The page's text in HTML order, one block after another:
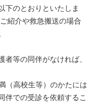
下のとおりといたしま
紹介や救急搬送の場合
等の同伴がなければ、
（高校生等）のかたには
の受診を依頼するこ